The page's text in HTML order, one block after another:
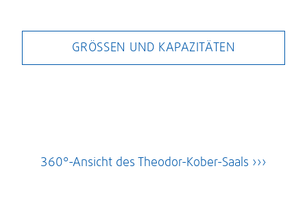
GRÖSSEN UND KAPAZITÄTEN
360°-Ansicht des Theodor-Kober-Saals ›››